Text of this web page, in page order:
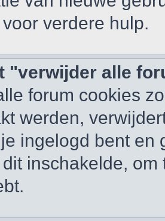
verdere hulp.
"verwijder alle
forum cookies
werden,
ingelogd bent en
inschakelde,